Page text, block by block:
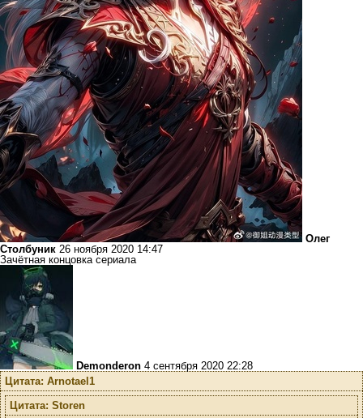
Олег
Столбуник 26 ноября 2020 14:47
Зачётная концовка сериала
Demonderon 4 сентября 2020 22:28
Цитата: Arnotael1
Цитата: Storen